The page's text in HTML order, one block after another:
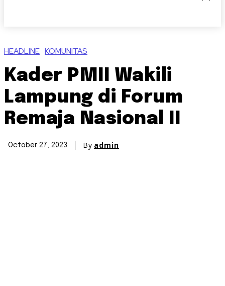
HEADLINE KOMUNITAS
Kader PMII Wakili
Lampung di Forum
Remaja Nasional II
October 27, 2023 By admin